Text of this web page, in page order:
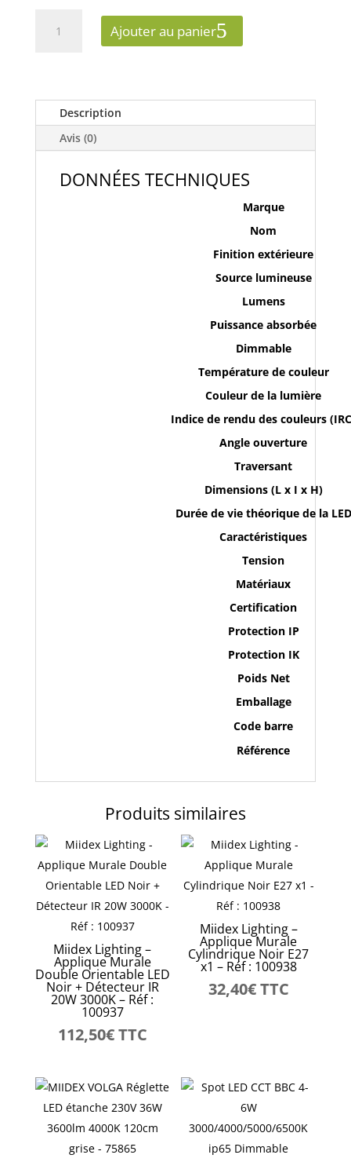
Traversant
40W
4000K
1200mm
Ajouter au panier
Description
Avis (0)
DONNÉES TECHNIQUES
Marque
Nom
Finition extérieure
Source lumineuse
Lumens
Puissance absorbée
Dimmable
Température de couleur
Couleur de la lumière
Indice de rendu des couleurs
Angle ouverture
Traversant
Dimensions (L x I x H)
Durée de vie théorique de la LED
Caractéristiques
Tension
Matériaux
Certification
Protection IP
Protection IK
Poids Net
Emballage
Code barre
Référence
Produits similaires
Miidex Lighting –
Applique Murale
Double Orientable LED
Noir + Détecteur IR
20W 3000K – Réf :
100937
112,50€TTC
Miidex Lighting –
Applique Murale
Cylindrique Noir E27
x1 – Réf : 100938
32,40€TTC